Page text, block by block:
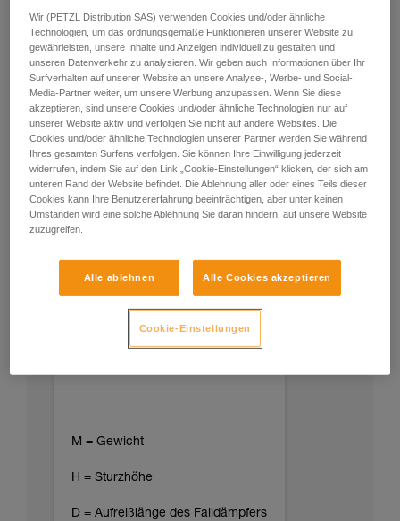
M = Gewicht
H = Sturzhöhe
D = Aufreißlänge des Falldämpfers
Wir (PETZL Distribution SAS) verwenden Cookies und/oder ähnliche
Technologien, um das ordnungsgemäße Funktionieren unserer Website zu
gewährleisten, unsere Inhalte und Anzeigen individuell zu gestalten und
unseren Datenverkehr zu analysieren. Wir geben auch Informationen über Ihr
Surfverhalten auf unserer Website an unsere Analyse-, Werbe- und Social-
Media-Partner weiter, um unsere Werbung anzupassen. Wenn Sie diese
akzeptieren, sind unsere Cookies und/oder ähnliche Technologien nur auf
unserer Website aktiv und verfolgen Sie nicht auf andere Websites. Die
Cookies und/oder ähnliche Technologien unserer Partner werden Sie während
Ihres gesamten Surfens verfolgen. Sie können Ihre Einwilligung jederzeit
widerrufen, indem Sie auf den Link „Cookie-Einstellungen“ klicken, der sich am
unteren Rand der Website befindet. Die Ablehnung aller oder eines Teils dieser
Cookies kann Ihre Benutzererfahrung beeinträchtigen, aber unter keinen
Umständen wird eine solche Ablehnung Sie daran hindern, auf unsere Website
zuzugreifen.
Alle ablehnen Alle Cookies akzeptieren
Cookie-Einstellungen